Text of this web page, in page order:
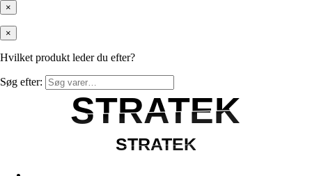
×
×
Hvilket produkt leder du efter?
Søg efter:
STRATEK
STRATEK
STRATEK
STRATEK